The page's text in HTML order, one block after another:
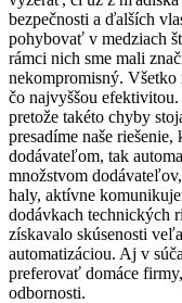
bezpečnosti a ďalších
pohybovať v medziach
rámci nich sme mali
nekompromisný.
čo najvyššou
pretože takéto chyby
presadíme naše
dodávateľom, tak
množstvom
haly, aktívne
dodávkach technických
získavalo skúsenosti
automatizáciou. Aj v
preferovať domáce
odbornosti.